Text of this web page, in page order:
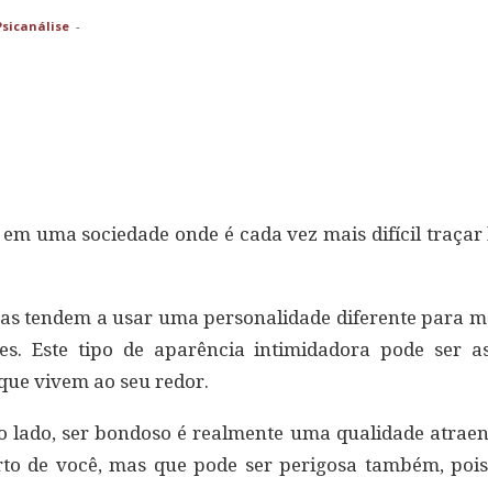
-
uma sociedade onde é cada vez mais difícil
tendem a usar uma personalidade diferente para
Este tipo de aparência intimidadora pode ser
vivem ao seu redor.
lado, ser bondoso é realmente uma qualidade
de você, mas que pode ser perigosa também,